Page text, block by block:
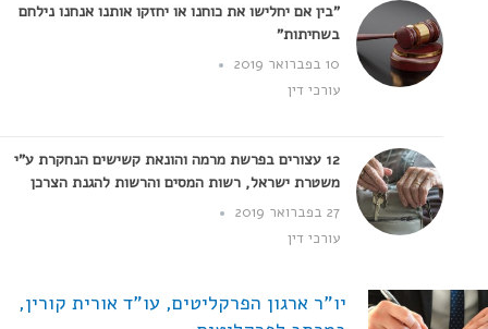
"בין אם יחלישו את כוחנו או יחזקו אותנו אנחנו נילחם
בשחיתות"
10 בפברואר 2019
עורכי דין
12 עצורים בפרשת מרמה והונאת קשישים הנחקרת ע"י
משטרת ישראל, רשות המסים והרשות להגנת הצרכן
27 בפברואר 2019
עורכי דין
יו"ר ארגון הפרקליטים, עו"ד אורית קורין,